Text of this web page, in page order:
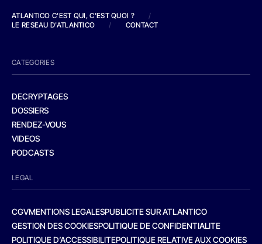
ATLANTICO C'EST QUI, C'EST QUOI ?
/
LE RESEAU D'ATLANTICO
/ CONTACT
CATEGORIES
DECRYPTAGES
DOSSIERS
RENDEZ-VOUS
VIDEOS
PODCASTS
LEGAL
CGVMENTIONS LEGALESPUBLICITE SUR ATLANTICO
GESTION DES COOKIESPOLITIQUE DE CONFIDENTIALITE
POLITIQUE D’ACCESSIBILITEPOLITIQUE RELATIVE AUX COOKIES